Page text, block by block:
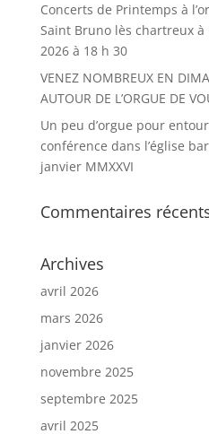
Concerts de Printemps à
Saint Bruno lès chartreux à
2026 à 18 h 30
VENEZ NOMBREUX EN
AUTOUR DE L’ORGUE DE
Un peu d’orgue pour
conférence dans l’église
janvier MMXXVI
Commentaires
Archives
avril 2026
mars 2026
janvier 2026
novembre 2025
septembre 2025
avril 2025